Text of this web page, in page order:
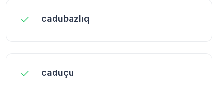
cadubazlıq
caduçu